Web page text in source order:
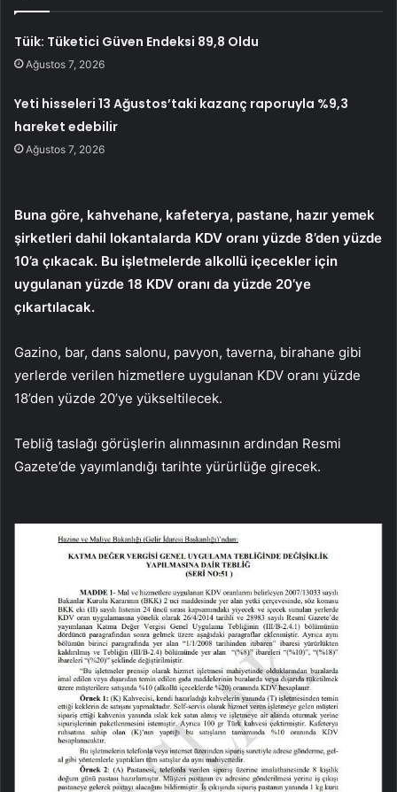
Tüik: Tüketici Güven Endeksi 89,8 Oldu
Ağustos 7, 2026
Yeti hisseleri 13 Ağustos’taki kazanç raporuyla %9,3
hareket edebilir
Ağustos 7, 2026
Buna göre, kahvehane, kafeterya, pastane, hazır yemek
şirketleri dahil lokantalarda KDV oranı yüzde 8’den yüzde
10’a çıkacak. Bu işletmelerde alkollü içecekler için
uygulanan yüzde 18 KDV oranı da yüzde 20’ye
çıkartılacak.
Gazino, bar, dans salonu, pavyon, taverna, birahane gibi
yerlerde verilen hizmetlere uygulanan KDV oranı yüzde
18’den yüzde 20’ye yükseltilecek.
Tebliğ taslağı görüşlerin alınmasının ardından Resmi
Gazete’de yayımlandığı tarihte yürürlüğe girecek.